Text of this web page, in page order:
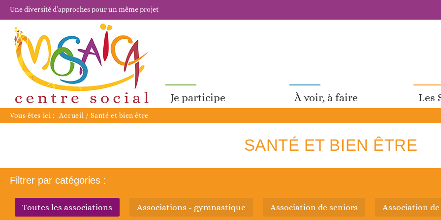
Une diversité d’approches pour un même projet
Je participe À voir, à faire Les
Vous êtes ici : Accueil / Santé et bien être
SANTÉ ET BIEN ÊTRE
Filtrer par catégories :
toutes les associations associations - gymnastique association de seniors association